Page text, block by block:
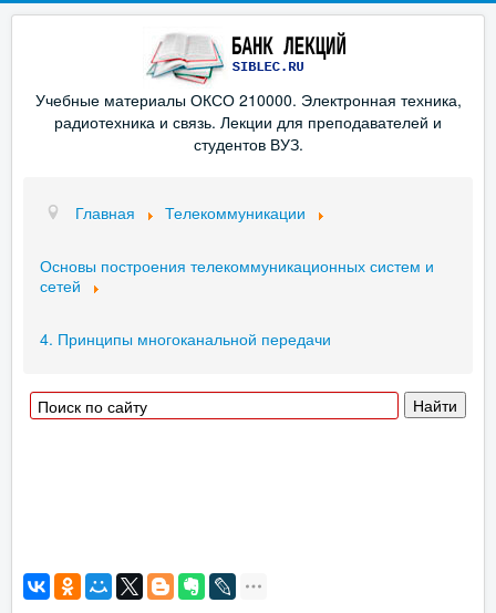
Учебные материалы ОКСО 210000. Электронная техника,
радиотехника и связь. Лекции для преподавателей и
студентов ВУЗ.
Главная Телекоммуникации
Основы построения телекоммуникационных систем и
сетей
4. Принципы многоканальной передачи